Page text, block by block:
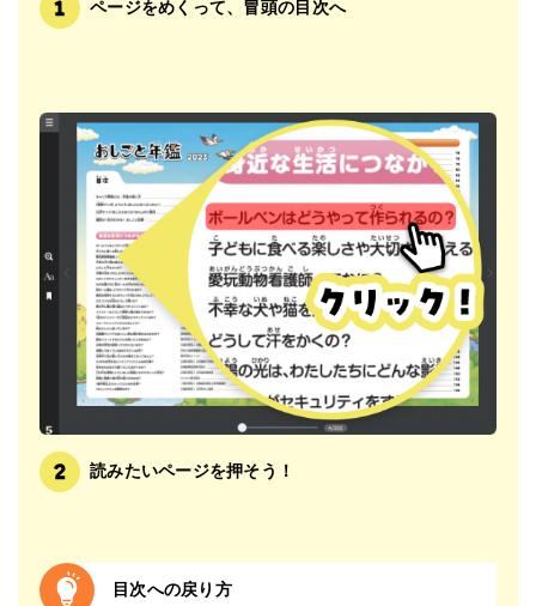
ページをめくって、冒頭の目次へ
読みたいページを押そう！
目次への戻り方